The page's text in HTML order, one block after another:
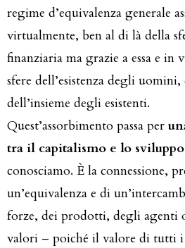
regime d’equivalenza generale
virtualmente, ben al di là della
finanziaria ma grazie a essa e in
sfere dell’esistenza degli
dell’insieme degli esistenti.
Quest’assorbimento passa per
tra il capitalismo e lo
conosciamo. È la connessione,
un’equivalenza e di
forze, dei prodotti, degli agenti
valori – poiché il valore di tutti i